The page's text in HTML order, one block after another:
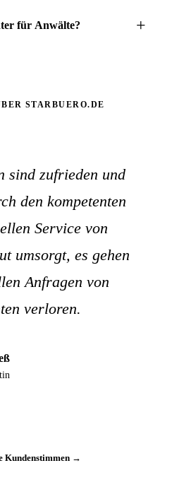
Kosten hin. Die
für Anwälte? +
STARBUERO.DE
sind zufrieden und
den kompetenten
Service von
umsorgt, es gehen
Anfragen von
verloren.
Kundenstimmen →